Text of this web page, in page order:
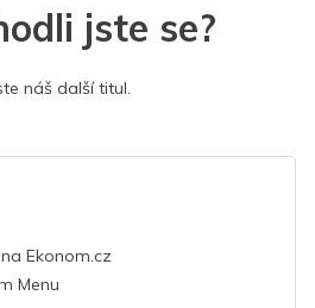
jste se?
náš další titul.
Ekonom.cz
Menu